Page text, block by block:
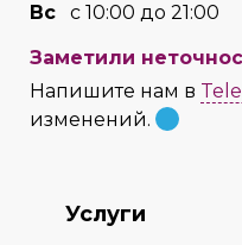
Вс
с 10:00 до 21:00
Заметили
Напишите нам в
изменений.
Услуги